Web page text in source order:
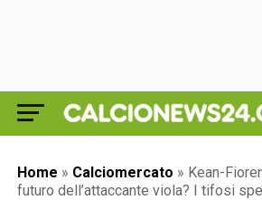
Home » Calciomercato » Kean-
futuro dell’attaccante viola? I tifosi